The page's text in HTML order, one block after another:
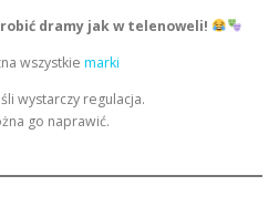
dramy jak w telenoweli!
wszystkie marki
wystarczy regulacja.
go naprawić.